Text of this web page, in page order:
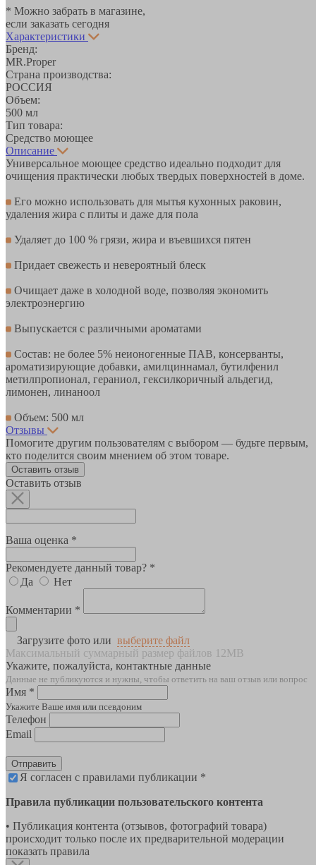
* Можно забрать в магазине,
если заказать сегодня
Характеристики
Бренд:
MR.Proper
Страна производства:
РОССИЯ
Объем:
500 мл
Тип товара:
Средство моющее
Описание
Универсальное моющее средство идеально подходит для
очищения практически любых твердых поверхностей в доме.
Его можно использовать для мытья кухонных раковин,
удаления жира с плиты и даже для пола
Удаляет до 100 % грязи, жира и въевшихся пятен
Придает свежесть и невероятный блеск
Очищает даже в холодной воде, позволяя экономить
электроэнергию
Выпускается с различными ароматами
Состав: не более 5% неионогенные ПАВ, консерванты,
ароматизирующие добавки, амилциннамал, бутилфенил
метилпропионал, гераниол, гексилкоричный альдегид,
лимонен, линаноол
Объем: 500 мл
Отзывы
Помогите другим пользователям с выбором — будьте первым,
кто поделится своим мнением об этом товаре.
Оставить отзыв
Оставить отзыв
Ваша оценка *
Рекомендуете данный товар? *
Да
Нет
Комментарии *
Загрузите фото или выберите файл
Максимальный суммарный размер файлов 12MB
Укажите, пожалуйста, контактные данные
Данные не публикуются и нужны, чтобы ответить на ваш отзыв или вопрос
Имя *
Укажите Ваше имя или псевдоним
Телефон
Email
Отправить
Я согласен с правилами публикации *
Правила публикации пользовательского контента
• Публикация контента (отзывов, фотографий товара)
происходит только после их предварительной модерации
показать правила